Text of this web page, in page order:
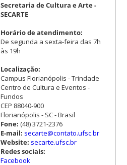
Secretaria de Cultura e Arte -
SECARTE
Horário de atendimento:
De segunda a sexta-feira das 7h
às 19h
Localização:
Campus Florianópolis - Trindade
Centro de Cultura e Eventos -
Fundos
CEP 88040-900
Florianópolis - SC - Brasil
Fone: (48) 3721-2376
E-mail: secarte@contato.ufsc.br
Website: secarte.ufsc.br
Redes sociais:
Facebook